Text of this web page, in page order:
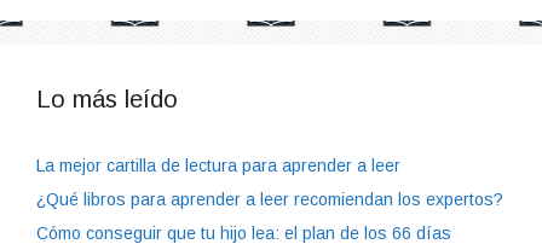
Lo más leído
La mejor cartilla de lectura para aprender a leer
¿Qué libros para aprender a leer recomiendan los expertos?
Cómo conseguir que tu hijo lea: el plan de los 66 días